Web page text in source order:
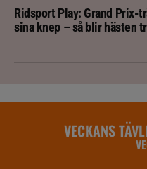
Ridsport Play: Grand Prix-
sina knep – så blir hästen
VECKANS